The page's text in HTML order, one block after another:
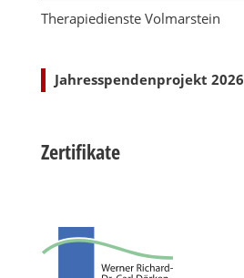
Therapiedienste Volmarstein
Jahresspendenprojekt 2026
Zertifikate